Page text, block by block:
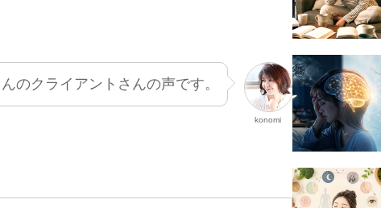
konomi
のクライアントさんの声です。